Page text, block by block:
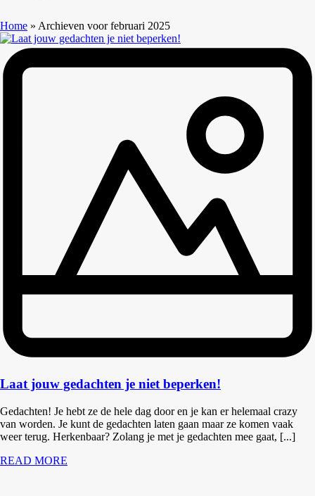
Home » Archieven voor februari 2025
Laat jouw gedachten je niet beperken!
Gedachten! Je hebt ze de hele dag door en je kan er helemaal crazy
van worden. Je kunt de gedachten laten gaan maar ze komen vaak
weer terug. Herkenbaar? Zolang je met je gedachten mee gaat, [...]
READ MORE